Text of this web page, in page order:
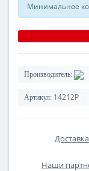
Минимальное
Производитель:
Артикул: 14212P
Доставка
Наши